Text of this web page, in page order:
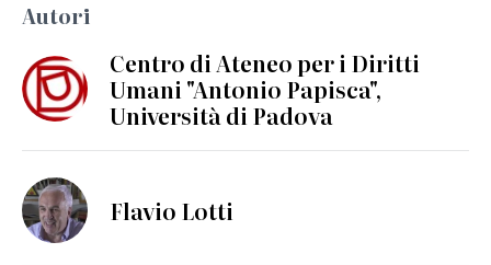
Autori
Centro di Ateneo per i Diritti
Umani "Antonio Papisca",
Università di Padova
Flavio Lotti